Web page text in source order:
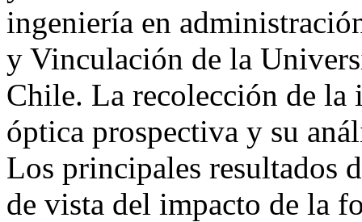
ingeniería en
y Vinculación de la
Chile. La recolección de la
óptica prospectiva y su
Los principales resultados
de vista del impacto de la